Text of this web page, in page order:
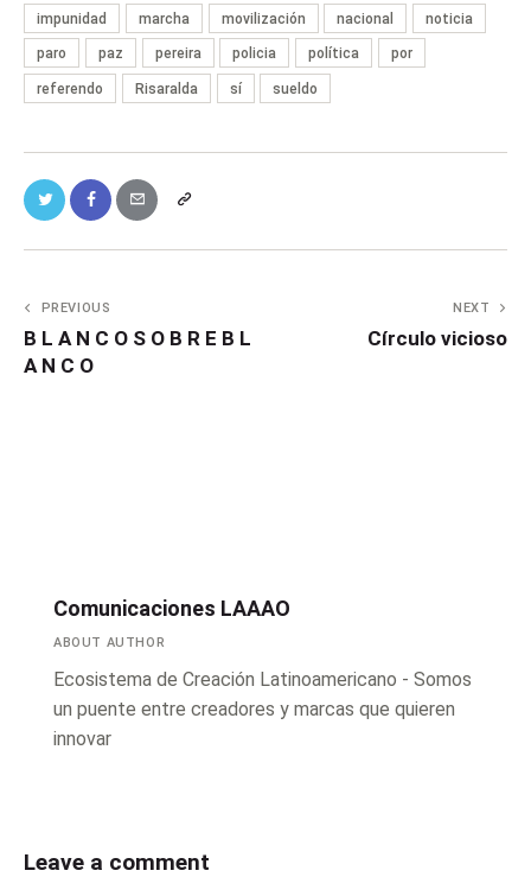
impunidad marcha movilización nacional noticia
paro paz pereira policia política por
referendo Risaralda sí sueldo
PREVIOUS
B L A N C O S O B R E B L
A N C O
NEXT
Círculo vicioso
Comunicaciones LAAAO
ABOUT AUTHOR
Ecosistema de Creación Latinoamericano - Somos
un puente entre creadores y marcas que quieren
innovar
Leave a comment